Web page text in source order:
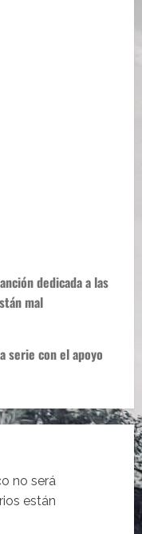
dedicada a las
mal
serie con el apoyo
no será
están